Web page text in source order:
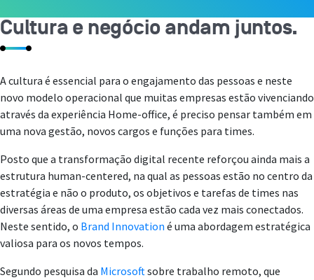
Cultura e negócio andam juntos.
A cultura é essencial para o engajamento das pessoas e neste
novo modelo operacional que muitas empresas estão vivenciando
através da experiência Home-office, é preciso pensar também em
uma nova gestão, novos cargos e funções para times.
Posto que a transformação digital recente reforçou ainda mais a
estrutura human-centered, na qual as pessoas estão no centro da
estratégia e não o produto, os objetivos e tarefas de times nas
diversas áreas de uma empresa estão cada vez mais conectados.
Neste sentido, o Brand Innovation é uma abordagem estratégica
valiosa para os novos tempos.
Segundo pesquisa da Microsoftsobre trabalho remoto, que